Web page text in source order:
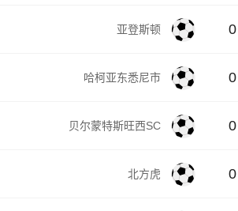
亚登斯顿 0
哈柯亚东悉尼市 0
贝尔蒙特斯旺西SC 0
北方虎 0